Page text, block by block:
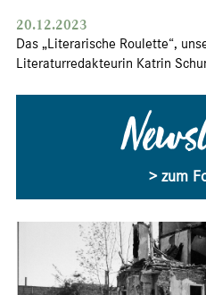
20.12.2023
Das „Literarische Roulette“,
Literaturredakteurin Katrin
> zum